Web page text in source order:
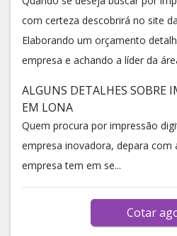
com certeza descobrirá no site
Elaborando um orçamento
empresa e achando a líder da
ALGUNS DETALHES SOBRE
EM LONA
Quem procura por impressão
empresa inovadora, depara com
empresa tem em se...
Cotar